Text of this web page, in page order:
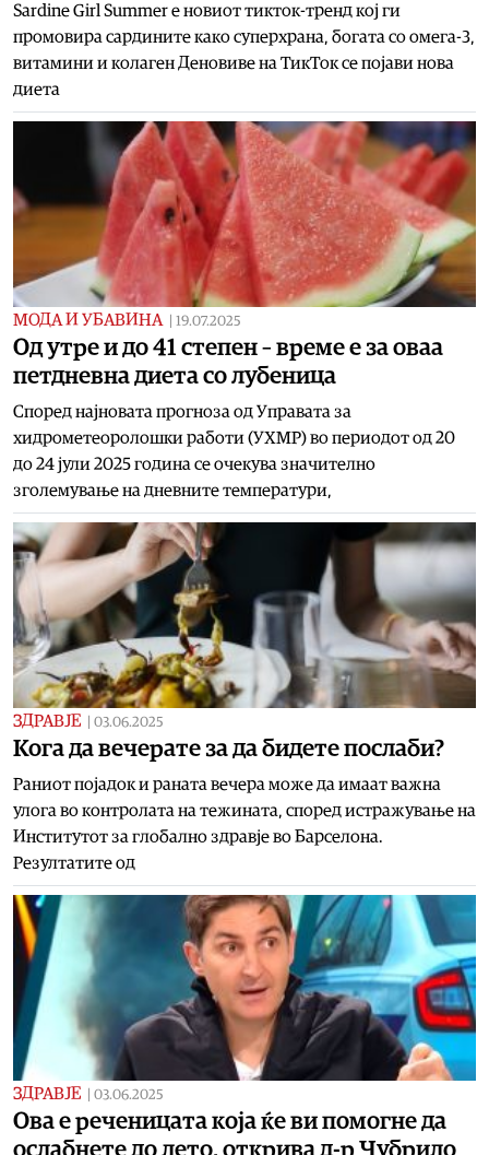
Sardine Girl Summer е новиот тикток-тренд кој ги
промовира сардините како суперхрана, богата со омега-3,
витамини и колаген Деновиве на ТикТок се појави нова
диета
МОДА И УБАВИНА 19.07.2025
Од утре и до 41 степен – време е за оваа
петдневна диета со лубеница
Според најновата прогноза од Управата за
хидрометеоролошки работи (УХМР) во периодот од 20
до 24 јули 2025 година се очекува значително
зголемување на дневните температури,
ЗДРАВЈЕ 03.06.2025
Кога да вечерате за да бидете послаби?
Раниот појадок и раната вечера може да имаат важна
улога во контролата на тежината, според истражување на
Институтот за глобално здравје во Барселона.
Резултатите од
ЗДРАВЈЕ 03.06.2025
Ова е реченицата која ќе ви помогне да
ослабнете до лето, открива д-р Чубрило